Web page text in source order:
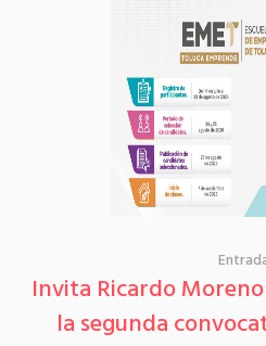
Invita Ricardo
la segunda